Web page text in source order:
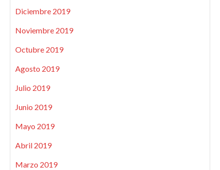
Diciembre 2019
Noviembre 2019
Octubre 2019
Agosto 2019
Julio 2019
Junio 2019
Mayo 2019
Abril 2019
Marzo 2019